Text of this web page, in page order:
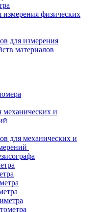
физических
для измерения
материалов
механических и
для механических и